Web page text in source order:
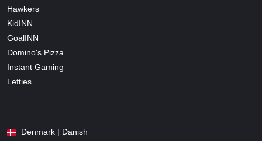
Hawkers
KidINN
GoalINN
Domino's Pizza
Instant Gaming
Lefties
Denmark | Danish